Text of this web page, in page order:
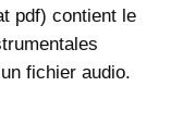
pdf) contient le
fichier audio.